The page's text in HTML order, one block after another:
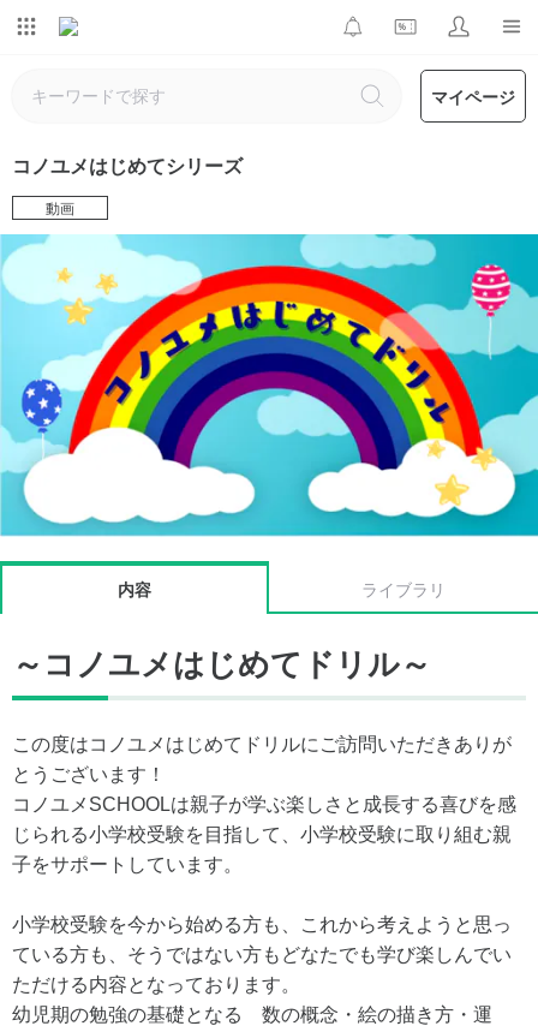
マイページ
コノユメはじめてシリーズ
動画
内容 ライブラリ
～コノユメはじめてドリル～
この度はコノユメはじめてドリルにご訪問いただきありが
とうございます！
コノユメSCHOOLは親子が学ぶ楽しさと成長する喜びを感
じられる小学校受験を目指して、小学校受験に取り組む親
子をサポートしています。
小学校受験を今から始める方も、これから考えようと思っ
ている方も、そうではない方もどなたでも学び楽しんでい
ただける内容となっております。
幼児期の勉強の基礎となる 数の概念・絵の描き方・運